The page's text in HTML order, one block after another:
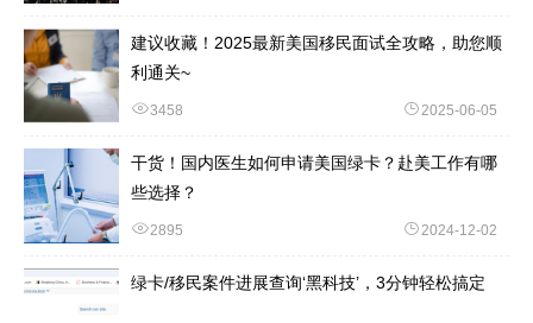
建议收藏！2025最新美国移民面试全攻略，助您顺
利通关~
3458 2025-06-05
干货！国内医生如何申请美国绿卡？赴美工作有哪
些选择？
2895 2024-12-02
绿卡/移民案件进展查询‘黑科技’，3分钟轻松搞定